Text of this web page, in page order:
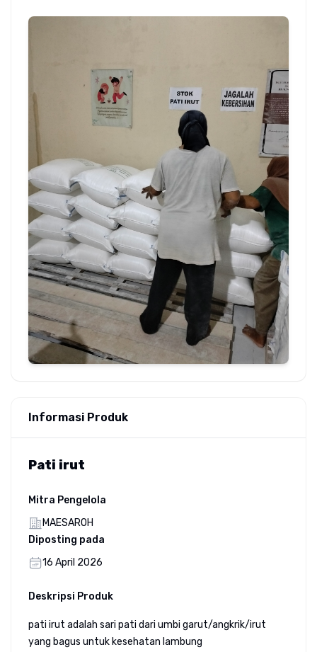
Informasi Produk
Pati irut
Mitra Pengelola
MAESAROH
Diposting pada
16 April 2026
Deskripsi Produk
pati irut adalah sari pati dari umbi garut/angkrik/irut
yang bagus untuk kesehatan lambung